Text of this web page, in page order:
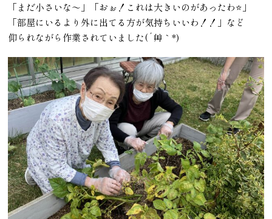
「まだ小さいな～」「おぉ！これは大きいのがあったわ⭐」
「部屋にいるより外に出てる方が気持ちいいわ！！」など
仰られながら作業されていました(´艸｀*)